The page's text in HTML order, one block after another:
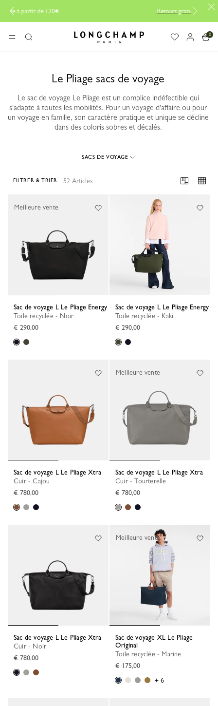
Livraison offerte à partir de 120€
MENURechercher Longchamp - Accueil
0
Le Pliage sacs de voyage
Le sac de voyage Le Pliage est un complice indéfectible qui
s'adapte à toutes les mobilités. Pour un voyage d'affaire ou pour
un voyage en famille, son caractère pratique et unique se décline
dans des coloris sobres et décalés.
SACS DE VOYAGE
52 Articles
FILTRER & TRIER
Sac de voyage L Le Pliage Energy
Toile recyclée - Noir
€ 290,00
Meilleure vente
Sac de voyage L Le Pliage Energy
Toile recyclée - Kaki
€ 290,00
Sac de voyage L Le Pliage Xtra
Cuir - Cajou
€ 780,00
Sac de voyage L Le Pliage Xtra
Cuir - Tourterelle
€ 780,00
Meilleure vente
Sac de voyage L Le Pliage Xtra
Cuir - Noir
€ 780,00
Sac de voyage XL Le Pliage
Original
Toile recyclée - Marine
€ 175,00
+ 6
Meilleure vente